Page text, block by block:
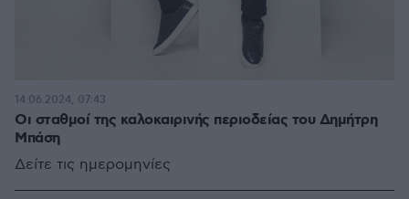
Οι σταθμοί της καλοκαιρινής περιοδείας του Δημήτρη
Μπάση
Δείτε τις ημερομηνίες
14.06.2024, 07:43